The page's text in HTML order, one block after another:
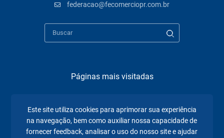
federacao@fecomerciopr.com.br
Páginas mais visitadas
Sindicatos
Este site utiliza cookies para aprimorar sua experiência
na navegação, bem como auxiliar nossa capacidade de
fornecer feedback, analisar o uso do nosso site e ajudar